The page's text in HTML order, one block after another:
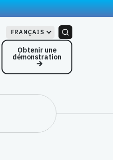
FRANÇAIS
Obtenir une
démonstration